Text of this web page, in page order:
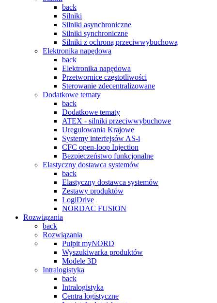
back
Silniki
Silniki asynchroniczne
Silniki synchroniczne
Silniki z ochroną przeciwwybuchową
Elektronika napędowa
back
Elektronika napędowa
Przetwornice częstotliwości
Sterowanie zdecentralizowane
Dodatkowe tematy
back
Dodatkowe tematy
ATEX - silniki przeciwwybuchowe
Uregulowania Krajowe
Systemy interfejsów AS-i
CFC open-loop Injection
Bezpieczeństwo funkcjonalne
Elastyczny dostawca systemów
back
Elastyczny dostawca systemów
Zestawy produktów
LogiDrive
NORDAC FUSION
Rozwiązania
back
Rozwiązania
Pulpit myNORD
Wyszukiwarka produktów
Modele 3D
Intralogistyka
back
Intralogistyka
Centra logistyczne